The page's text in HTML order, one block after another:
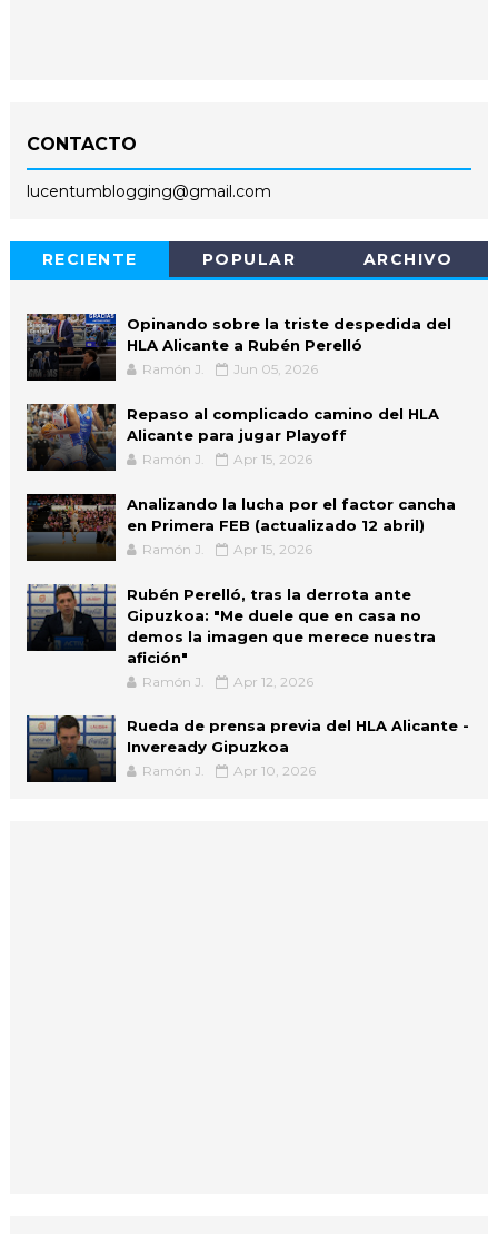
CONTACTO
lucentumblogging@gmail.com
RECIENTE POPULAR ARCHIVO
Opinando sobre la triste despedida del
HLA Alicante a Rubén Perelló
Ramón J. Jun 05, 2026
Repaso al complicado camino del HLA
Alicante para jugar Playoff
Ramón J. Apr 15, 2026
Analizando la lucha por el factor cancha
en Primera FEB (actualizado 12 abril)
Ramón J. Apr 15, 2026
Rubén Perelló, tras la derrota ante
Gipuzkoa: "Me duele que en casa no
demos la imagen que merece nuestra
afición"
Ramón J. Apr 12, 2026
Rueda de prensa previa del HLA Alicante -
Inveready Gipuzkoa
Ramón J. Apr 10, 2026